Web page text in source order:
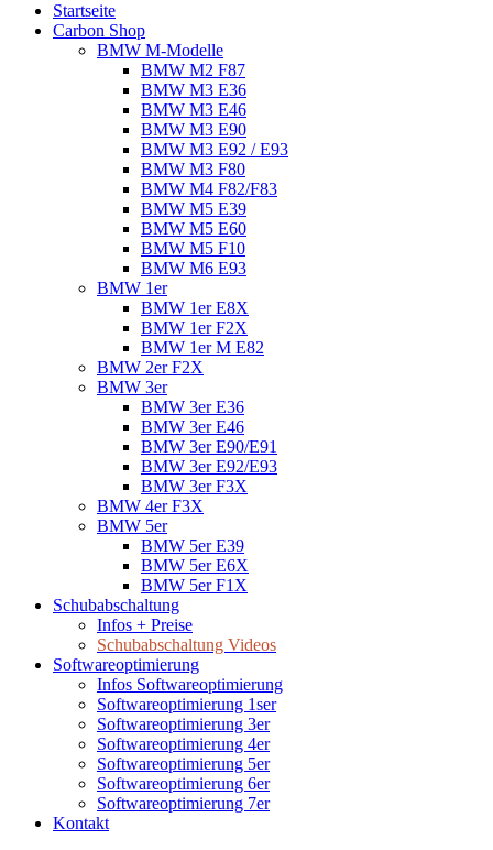
Startseite
Carbon Shop
BMW M-Modelle
BMW M2 F87
BMW M3 E36
BMW M3 E46
BMW M3 E90
BMW M3 E92 / E93
BMW M3 F80
BMW M4 F82/F83
BMW M5 E39
BMW M5 E60
BMW M5 F10
BMW M6 E93
BMW 1er
BMW 1er E8X
BMW 1er F2X
BMW 1er M E82
BMW 2er F2X
BMW 3er
BMW 3er E36
BMW 3er E46
BMW 3er E90/E91
BMW 3er E92/E93
BMW 3er F3X
BMW 4er F3X
BMW 5er
BMW 5er E39
BMW 5er E6X
BMW 5er F1X
Schubabschaltung
Infos + Preise
Schubabschaltung Videos
Softwareoptimierung
Infos Softwareoptimierung
Softwareoptimierung 1ser
Softwareoptimierung 3er
Softwareoptimierung 4er
Softwareoptimierung 5er
Softwareoptimierung 6er
Softwareoptimierung 7er
Kontakt